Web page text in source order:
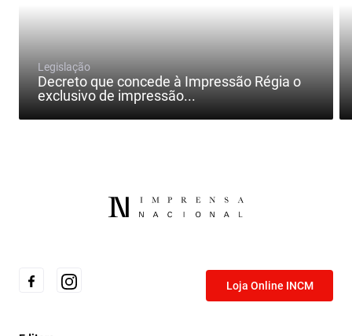
Legislação
Decreto que concede à Impressão Régia o
exclusivo de impressão...
Loja Online INCM